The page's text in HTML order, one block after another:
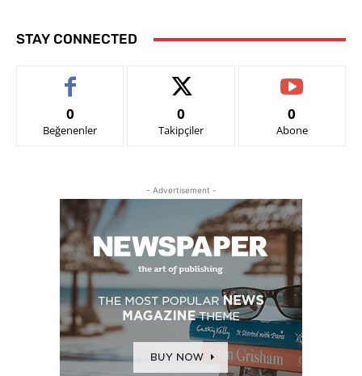
STAY CONNECTED
0
Beğenenler
0
Takipçiler
0
Abone
- Advertisement -